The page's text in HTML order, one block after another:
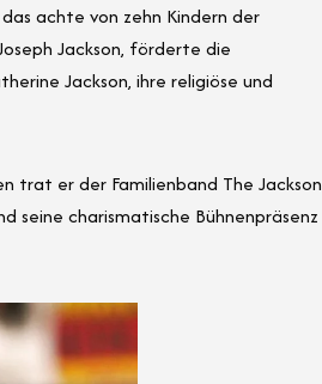
achte von zehn Kindern der
Jackson, förderte die
Jackson, ihre religiöse und
trat er der Familienband The Jackson
seine charismatische Bühnenpräsenz